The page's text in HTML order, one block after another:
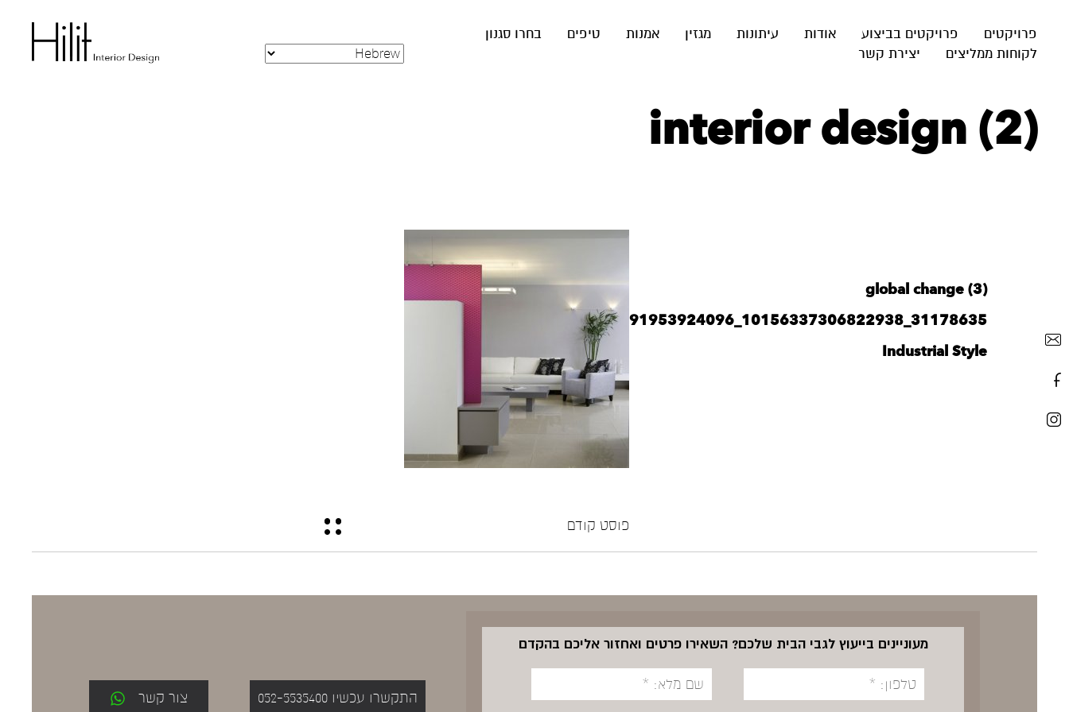
פרויקטים פרויקטים בביצוע אודות עיתונות מגזין אמנות טיפים
בחרו סגנון
לקוחות ממליצים
יצירת קשר
interior design (2)
global change (3)
31178635_10156337306822938_4995189991953924096_n
Industrial Style
פוסט קודם
מעוניינים בייעוץ לגבי הבית שלכם? השאירו פרטים ואחזור אליכם בהקדם
התקשרו עכשיו 052-5535400 צור קשר